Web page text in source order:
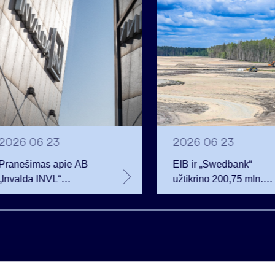
06 23
Pranešimas apie AB
INVL“
teisių
2026 06 23
EIB ir „Swedbank“
užtikrino 200,75 mln.
eurų finansavimą
Rūdninkų karinio